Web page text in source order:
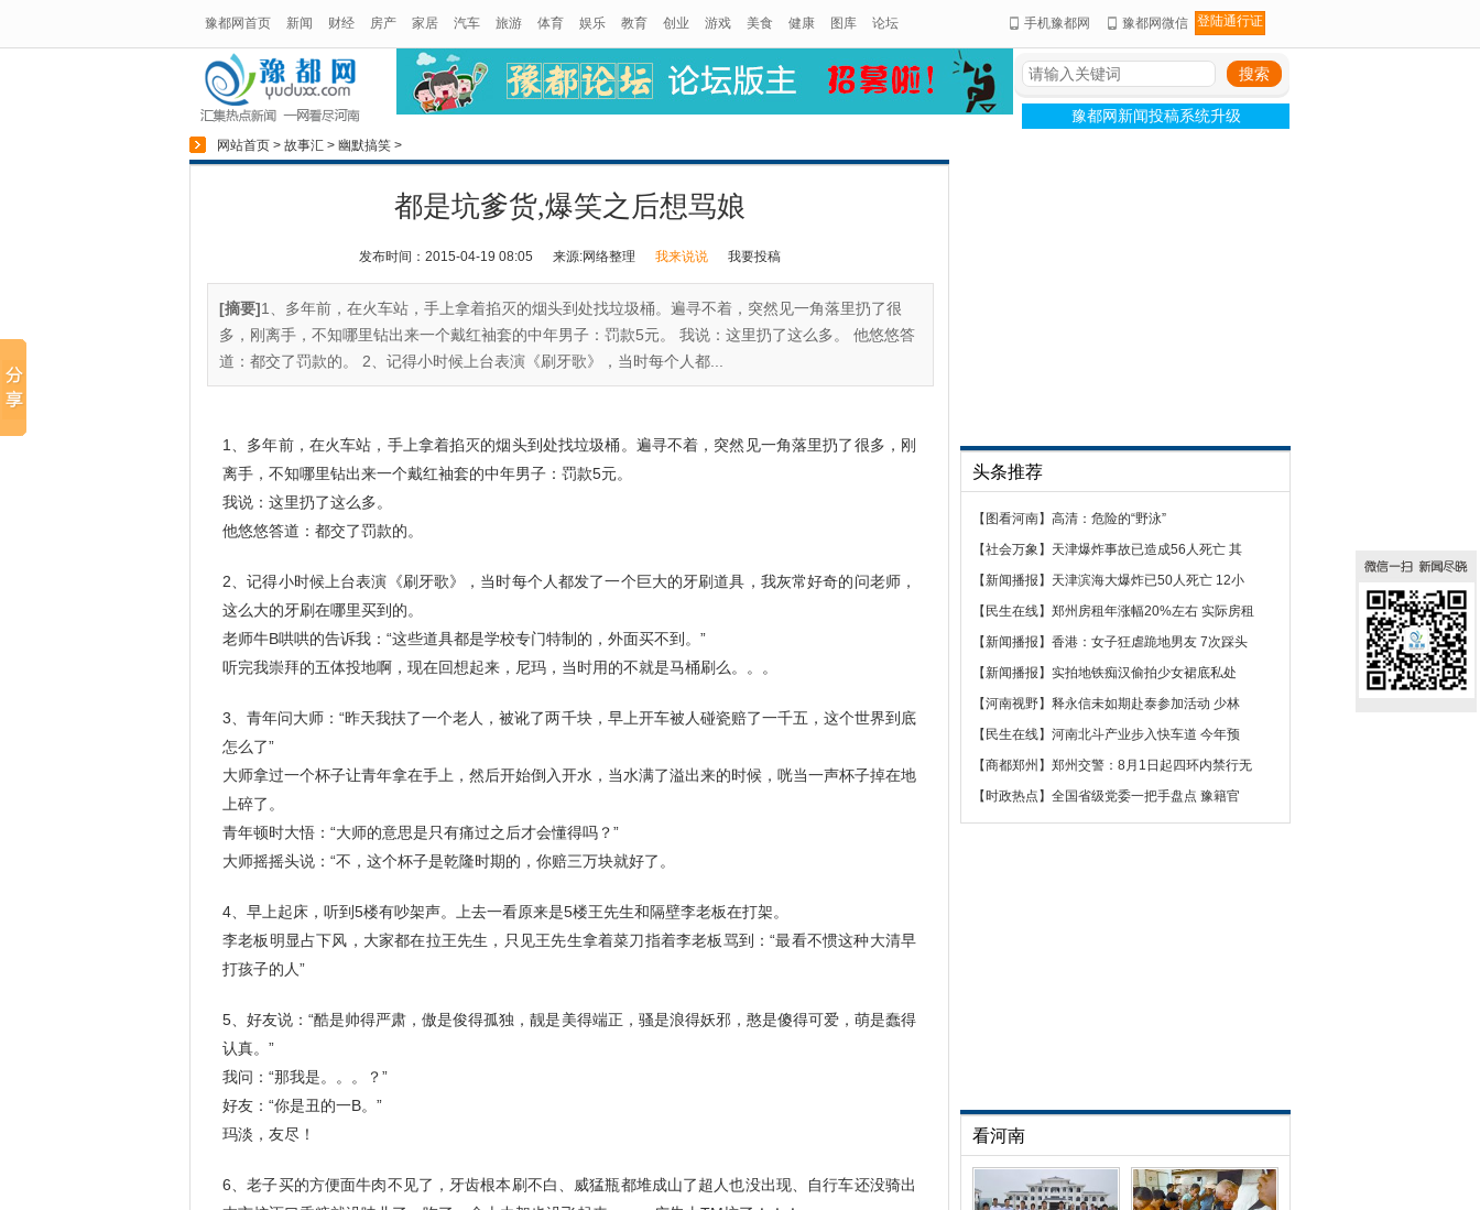
豫都网首页 新闻 财经 房产 家居 汽车 旅游 体育 娱乐 教育 创业 游戏 美食 健康 图库 论坛 手机豫都网 豫都网微信 登陆通行证
豫都网新闻投稿系统升级
网站首页 > 故事汇 > 幽默搞笑 >
都是坑爹货,爆笑之后想骂娘
发布时间：2015-04-19 08:05 来源:网络整理 我来说说 我要投稿
[摘要]1、多年前，在火车站，手上拿着掐灭的烟头到处找垃圾桶。遍寻不着，突然见一角落里扔了很
多，刚离手，不知哪里钻出来一个戴红袖套的中年男子：罚款5元。 我说：这里扔了这么多。 他悠悠答
道：都交了罚款的。 2、记得小时候上台表演《刷牙歌》，当时每个人都...
1、多年前，在火车站，手上拿着掐灭的烟头到处找垃圾桶。遍寻不着，突然见一角落里扔了很多，刚
离手，不知哪里钻出来一个戴红袖套的中年男子：罚款5元。
我说：这里扔了这么多。
他悠悠答道：都交了罚款的。
2、记得小时候上台表演《刷牙歌》，当时每个人都发了一个巨大的牙刷道具，我灰常好奇的问老师，
这么大的牙刷在哪里买到的。
老师牛B哄哄的告诉我：“这些道具都是学校专门特制的，外面买不到。”
听完我崇拜的五体投地啊，现在回想起来，尼玛，当时用的不就是马桶刷么。。。
3、青年问大师：“昨天我扶了一个老人，被讹了两千块，早上开车被人碰瓷赔了一千五，这个世界到底
怎么了”
大师拿过一个杯子让青年拿在手上，然后开始倒入开水，当水满了溢出来的时候，咣当一声杯子掉在地
上碎了。
青年顿时大悟：“大师的意思是只有痛过之后才会懂得吗？”
大师摇摇头说：“不，这个杯子是乾隆时期的，你赔三万块就好了。
4、早上起床，听到5楼有吵架声。上去一看原来是5楼王先生和隔壁李老板在打架。
李老板明显占下风，大家都在拉王先生，只见王先生拿着菜刀指着李老板骂到：“最看不惯这种大清早
打孩子的人”
5、好友说：“酷是帅得严肃，傲是俊得孤独，靓是美得端正，骚是浪得妖邪，憨是傻得可爱，萌是蠢得
认真。”
我问：“那我是。。。？”
好友：“你是丑的一B。”
玛淡，友尽！
6、老子买的方便面牛肉不见了，牙齿根本刷不白、威猛瓶都堆成山了超人也没出现、自行车还没骑出
头条推荐
【 图看河南】 高清：危险的“野泳”
【社会万象 】 天津爆炸事故已造成56人死亡 其
【新闻播报 】 天津滨海大爆炸已50人死亡 12小
【 民生在线】 郑州房租年涨幅20%左右 实际房租
【新闻播报 】 香港：女子狂虐跪地男友 7次踩头
【新闻播报 】 实拍地铁痴汉偷拍少女裙底私处
【河南视野】 释永信未如期赴泰参加活动 少林
【 民生在线】 河南北斗产业步入快车道 今年预
【商都郑州 】 郑州交警：8月1日起四环内禁行无
【 时政热点 】 全国省级党委一把手盘点 豫籍官
看河南